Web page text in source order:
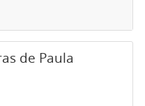
de Paula